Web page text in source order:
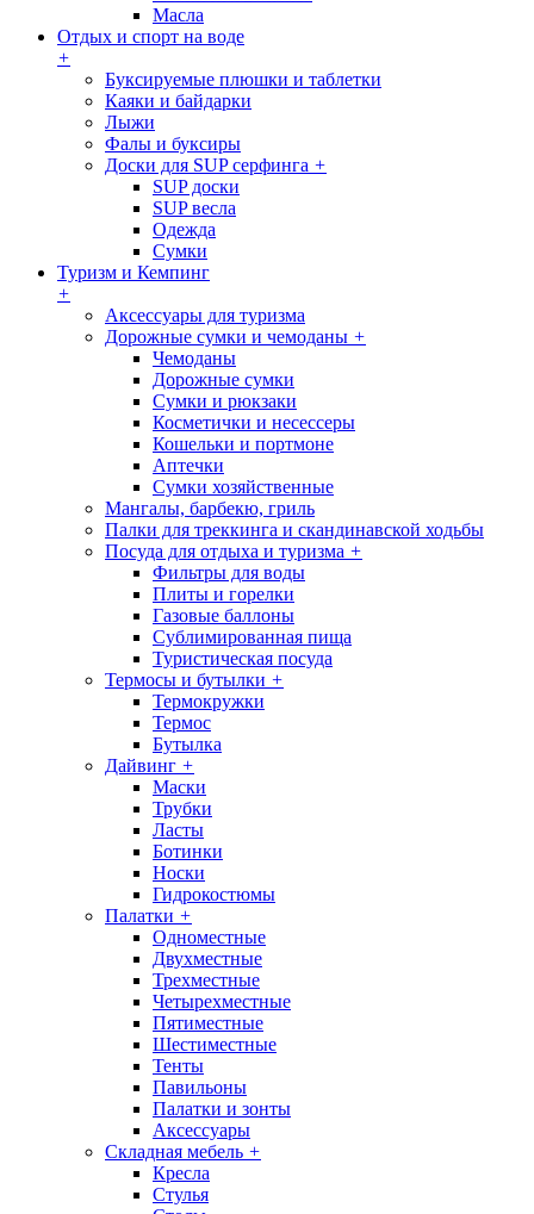
Масла
Отдых и спорт на воде
+
Буксируемые плюшки и таблетки
Каяки и байдарки
Лыжи
Фалы и буксиры
Доски для SUP серфинга +
SUP доски
SUP весла
Одежда
Сумки
Туризм и Кемпинг
+
Аксессуары для туризма
Дорожные сумки и чемоданы +
Чемоданы
Дорожные сумки
Сумки и рюкзаки
Косметички и несессеры
Кошельки и портмоне
Аптечки
Сумки хозяйственные
Мангалы, барбекю, гриль
Палки для треккинга и скандинавской ходьбы
Посуда для отдыха и туризма +
Фильтры для воды
Плиты и горелки
Газовые баллоны
Сублимированная пища
Туристическая посуда
Термосы и бутылки +
Термокружки
Термос
Бутылка
Дайвинг +
Маски
Трубки
Ласты
Ботинки
Носки
Гидрокостюмы
Палатки +
Одноместные
Двухместные
Трехместные
Четырехместные
Пятиместные
Шестиместные
Тенты
Павильоны
Палатки и зонты
Аксессуары
Складная мебель +
Кресла
Стулья